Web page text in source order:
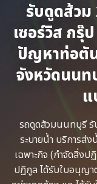
รับดูดส้วม
เซอร์วิส กรุ๊
ปัญหาท่อตัน
จังหวัดนนท
รถดูดส้วม​นนทบุรี
ระบายน้ำ​ บริการส่
เฉพาะกิจ​ (กำจัดสิ่ง
ปฏิกูล ได้รับใบอนุญา